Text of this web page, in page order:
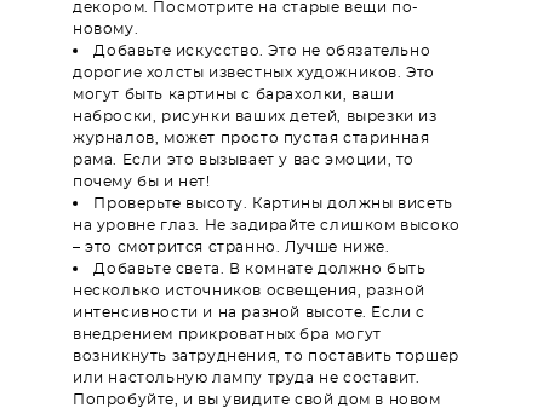
декором. Посмотрите на старые вещи по-
новому.
Добавьте искусство. Это не обязательно
дорогие холсты известных художников. Это
могут быть картины с барахолки, ваши
наброски, рисунки ваших детей, вырезки из
журналов, может просто пустая старинная
рама. Если это вызывает у вас эмоции, то
почему бы и нет!
Проверьте высоту. Картины должны висеть
на уровне глаз. Не задирайте слишком высоко
– это смотрится странно. Лучше ниже.
Добавьте света. В комнате должно быть
несколько источников освещения, разной
интенсивности и на разной высоте. Если с
внедрением прикроватных бра могут
возникнуть затруднения, то поставить торшер
или настольную лампу труда не составит.
Попробуйте, и вы увидите свой дом в новом